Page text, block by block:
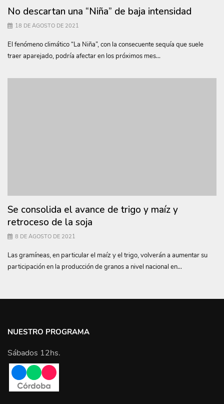
No descartan una “Niña” de baja intensidad
18 DE AGOSTO DE 2021
El fenómeno climático “La Niña”, con la consecuente sequía que suele
traer aparejado, podría afectar en los próximos mes...
Se consolida el avance de trigo y maíz y
retroceso de la soja
8 DE AGOSTO DE 2021
Las gramíneas, en particular el maíz y el trigo, volverán a aumentar su
participación en la producción de granos a nivel nacional en...
NUESTRO PROGRAMA
Sábados 12hs.